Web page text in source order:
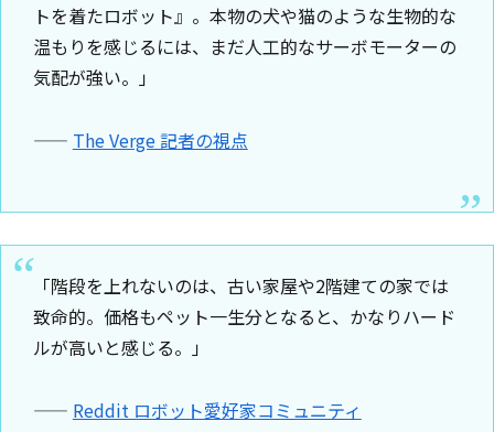
トを着たロボット』。本物の犬や猫のような生物的な
温もりを感じるには、まだ人工的なサーボモーターの
気配が強い。」
—— The Verge 記者の視点
「階段を上れないのは、古い家屋や2階建ての家では
致命的。価格もペット一生分となると、かなりハード
ルが高いと感じる。」
—— Reddit ロボット愛好家コミュニティ